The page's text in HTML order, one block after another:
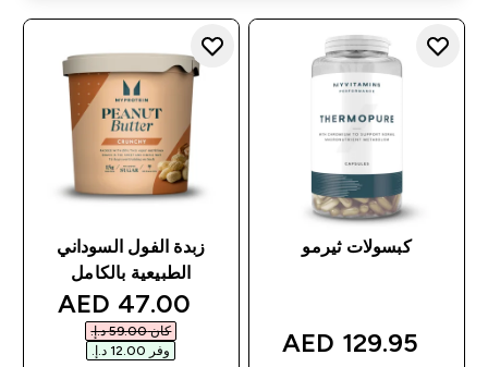
كبسولات ثيرمو
129.95 AED‎
زبدة الفول السوداني
الطبيعية بالكامل
price
47.00 AED‎
كان ‏59.00 د.إ.‏‎
وفر ‏12.00 د.إ.‏‎